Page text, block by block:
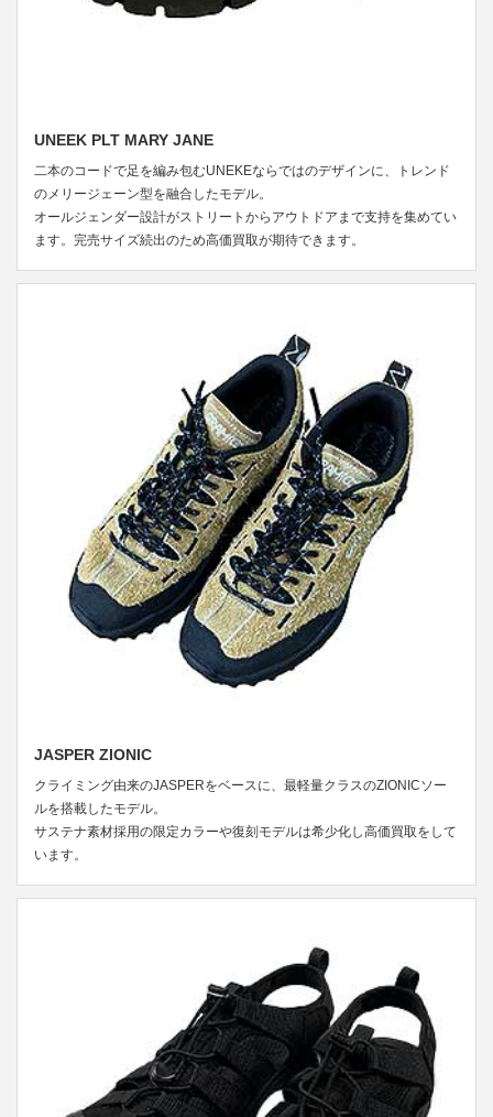
UNEEK PLT MARY JANE
二本のコードで足を編み包むUNEKEならではのデザインに、トレンド
のメリージェーン型を融合したモデル。
オールジェンダー設計がストリートからアウトドアまで支持を集めてい
ます。完売サイズ続出のため高価買取が期待できます。
JASPER ZIONIC
クライミング由来のJASPERをベースに、最軽量クラスのZIONICソー
ルを搭載したモデル。
サステナ素材採用の限定カラーや復刻モデルは希少化し高価買取をして
います。